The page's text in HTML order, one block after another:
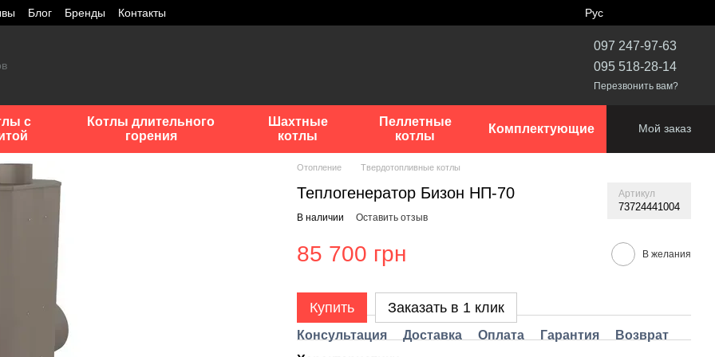
Блог Бренды Контакты Рус
097 247-97-63
095 518-28-14
Перезвонить вам?
с
Котлы длительного
горения
Шахтные
котлы
Пеллетные
котлы
Комплектующие Мой заказ
Отопление Твердотопливные котлы
Теплогенератор Бизон НП-70 Артикул
73724441004
В наличии Оставить отзыв
85 700 грн В желания
Купить Заказать в 1 клик
Консультация Доставка Оплата Гарантия
Возврат